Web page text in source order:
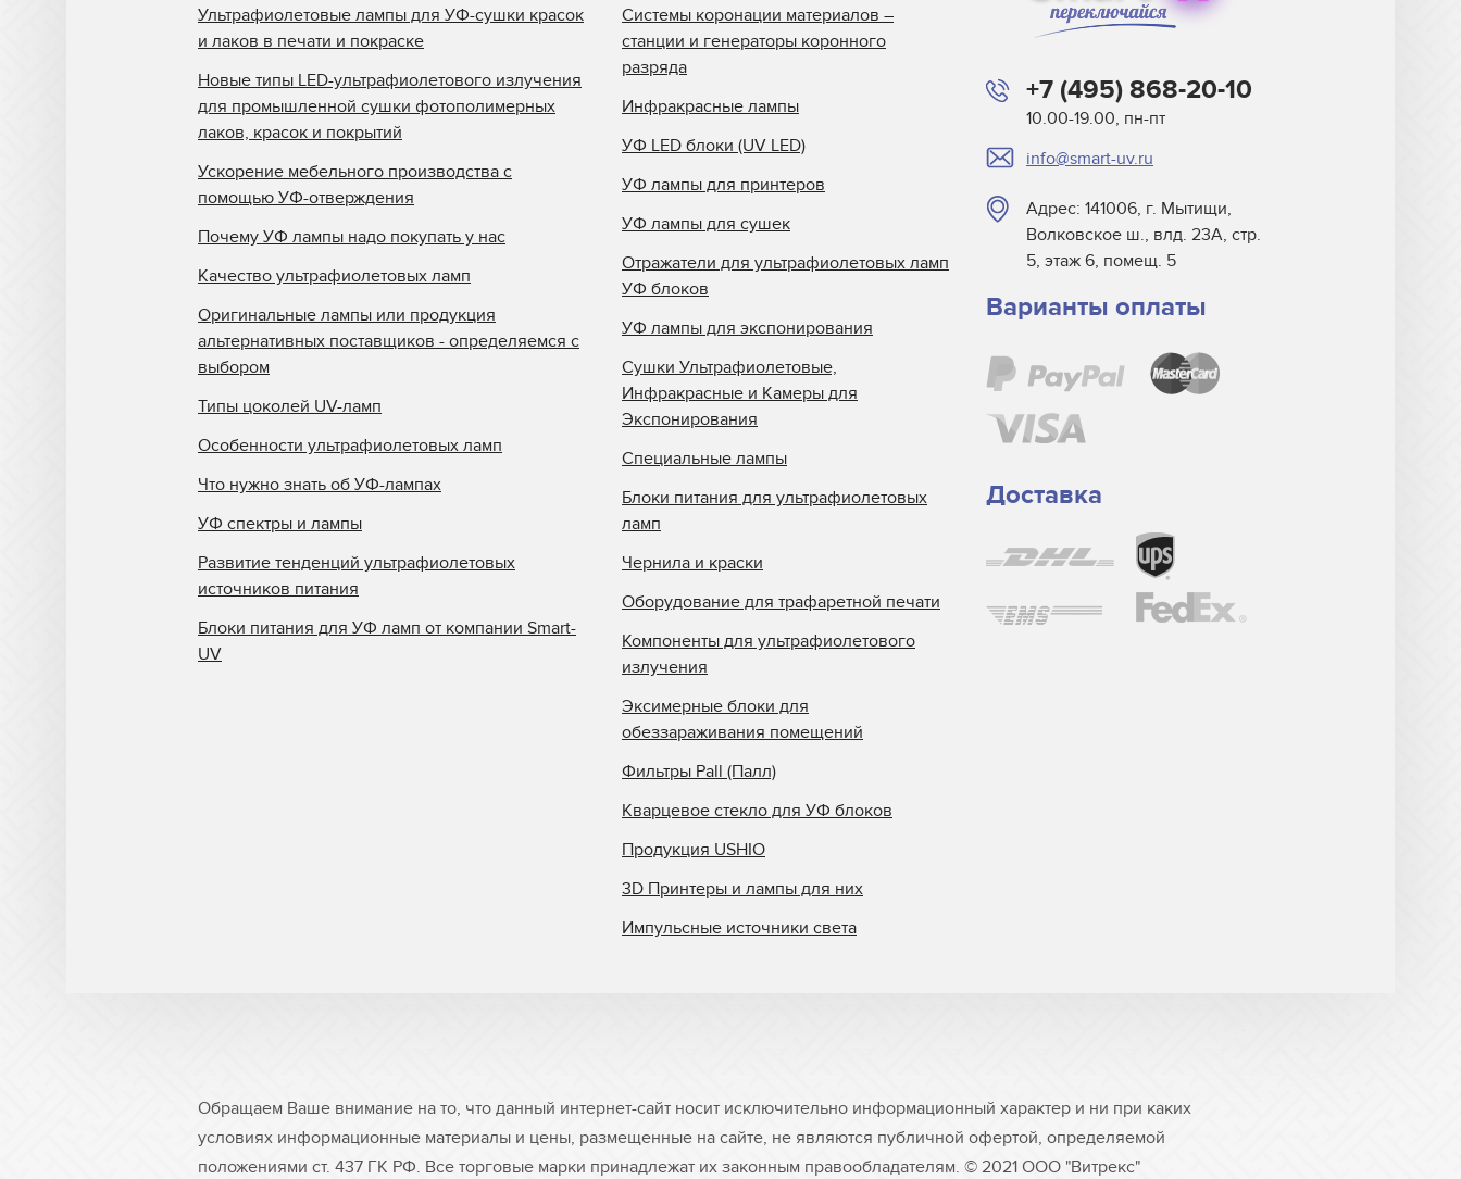
+7 (495) 868-20-10
10.00-19.00, пн-пт
info@smart-uv.ru
Адрес: 141006, г. Мытищи,
Волковское ш., влд. 23А, стр.
5, этаж 6, помещ. 5
Варианты оплаты
Доставка
Ультрафиолетовые лампы для УФ-сушки красок
и лаков в печати и покраске
Новые типы LED-ультрафиолетового излучения
для промышленной сушки фотополимерных
лаков, красок и покрытий
Ускорение мебельного производства с
помощью УФ-отверждения
Почему УФ лампы надо покупать у нас
Качество ультрафиолетовых ламп
Оригинальные лампы или продукция
альтернативных поставщиков - определяемся с
выбором
Типы цоколей UV-ламп
Особенности ультрафиолетовых ламп
Что нужно знать об УФ-лампах
УФ спектры и лампы
Развитие тенденций ультрафиолетовых
источников питания
Блоки питания для УФ ламп от компании Smart-
UV
Системы коронации материалов –
станции и генераторы коронного
разряда
Инфракрасные лампы
УФ LED блоки (UV LED)
УФ лампы для принтеров
УФ лампы для сушек
Отражатели для ультрафиолетовых ламп
УФ блоков
УФ лампы для экспонирования
Сушки Ультрафиолетовые,
Инфракрасные и Камеры для
Экспонирования
Специальные лампы
Блоки питания для ультрафиолетовых
ламп
Чернила и краски
Оборудование для трафаретной печати
Компоненты для ультрафиолетового
излучения
Эксимерные блоки для
обеззараживания помещений
Фильтры Pall (Палл)
Кварцевое стекло для УФ блоков
Продукция USHIO
3D Принтеры и лампы для них
Импульсные источники света
Обращаем Ваше внимание на то, что данный интернет-сайт носит исключительно информационный характер и ни при каких
условиях информационные материалы и цены, размещенные на сайте, не являются публичной офертой, определяемой
положениями ст. 437 ГК РФ. Все торговые марки принадлежат их законным правообладателям. © 2021 ООО "Витрекс"